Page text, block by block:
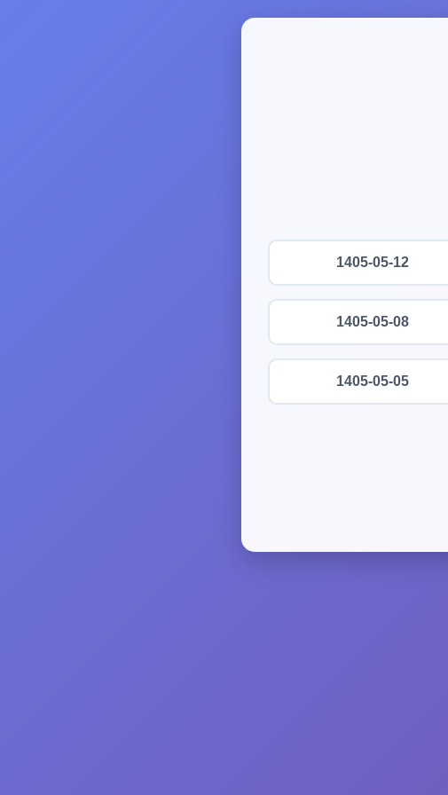
1405-05-12
1405-05-08
1405-05-05